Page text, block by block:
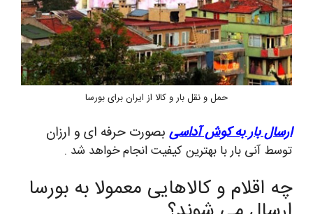
حمل و نقل بار و کالا از ایران برای بورسا
ارسال بار به کوش آداسیبصورت حرفه ای و ارزان
توسط آنی بار با بهترین کیفیت انجام خواهد شد .
چه اقلام و کالاهایی معمولا به بورسا